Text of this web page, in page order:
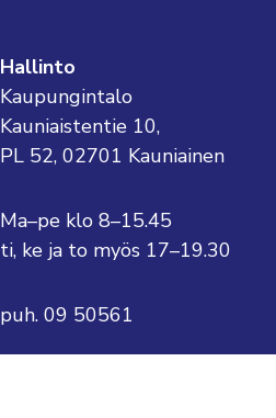
Hallinto
Kaupungintalo
Kauniaistentie 10,
PL 52, 02701 Kauniainen
Ma–pe klo 8–15.45
ti, ke ja to myös 17–19.30
puh. 09 50561